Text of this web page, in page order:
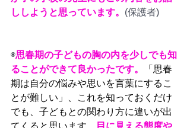
ししようと思っています。 (保護者)
◉思春期の子どもの胸の内を少しでも知
ることができて良かったです。
「思春
期は自分の悩みや思いを言葉にするこ
とが難しい」、これを知っておくだけ
でも、子どもとの関わり方に違いが出
てくると思います。
目に見える態度や